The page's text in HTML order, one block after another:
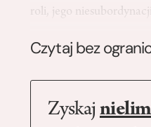
roli, jego
Czytaj bez
Zyskaj